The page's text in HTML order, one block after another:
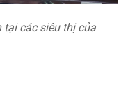
tại các siêu thị của